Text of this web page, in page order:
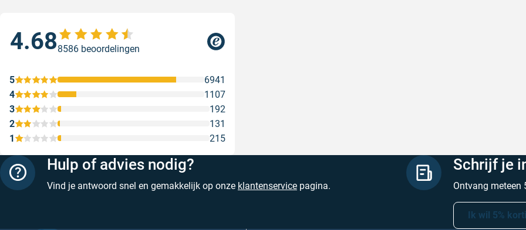
4.688586 beoordelingen
1 215
2 131
3 192
4 1107
5 6941
Hulp of advies nodig?
Vind je antwoord snel en gemakkelijk op onze klantenservice pagina.
Schrijf je
Ontvang meteen
Ik wil 5%